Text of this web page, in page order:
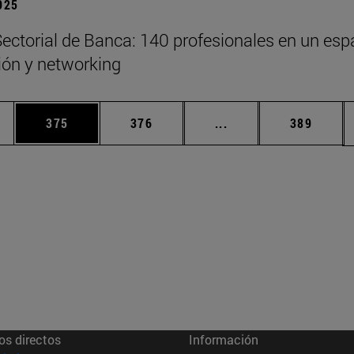
de Banca: 140 profesionales en un
y networking
Use TAB para desplazarse.
Página
375 Página
376 ... Páginas Página
389
directos
Información